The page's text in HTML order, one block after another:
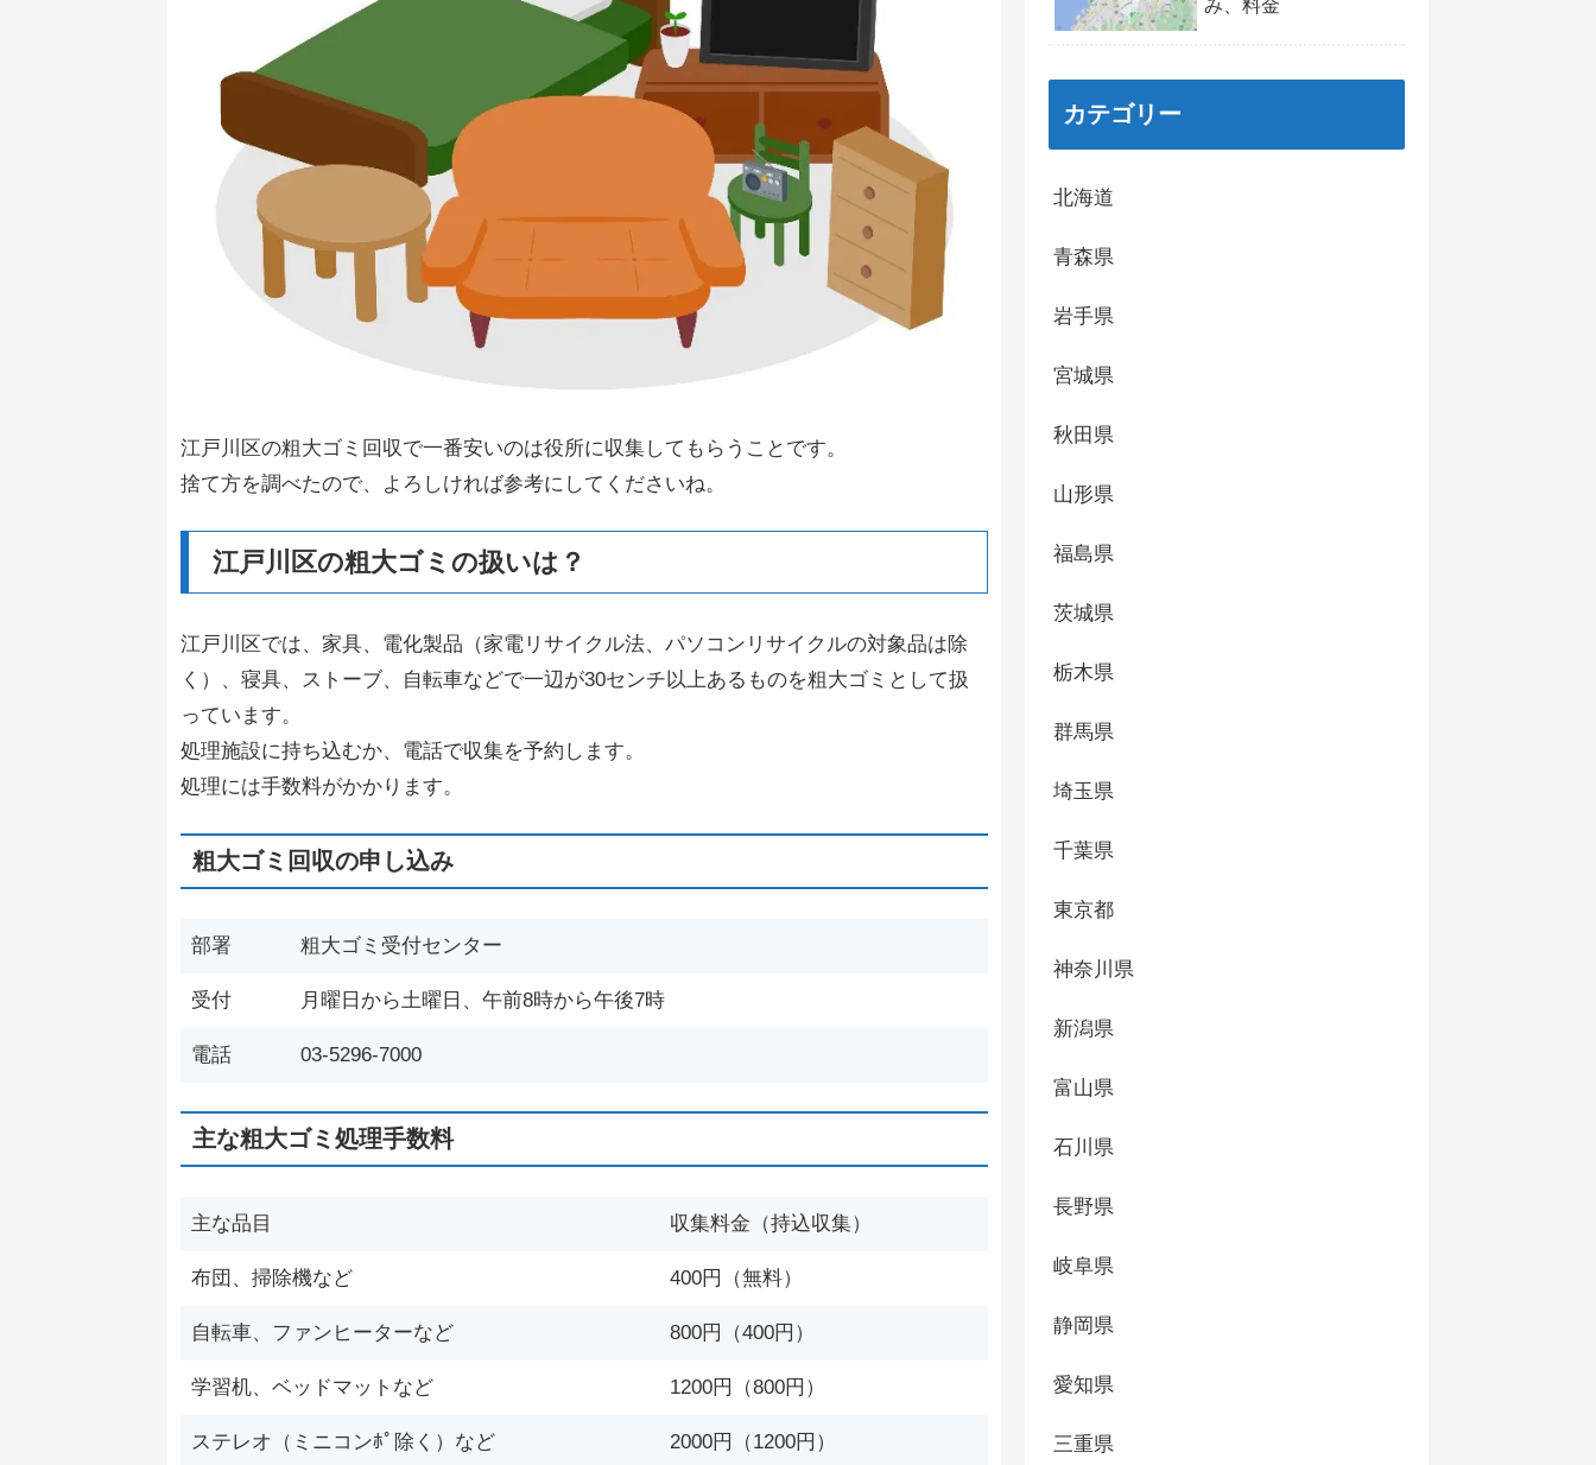
江戸川区の粗大ゴミ回収で一番安いのは役所に収集してもらうことです。
捨て方を調べたので、よろしければ参考にしてくださいね。
江戸川区の粗大ゴミの扱いは？
江戸川区では、家具、電化製品（家電リサイクル法、パソコンリサイクルの対象品は除
く）、寝具、ストーブ、自転車などで一辺が30センチ以上あるものを粗大ゴミとして扱
っています。
処理施設に持ち込むか、電話で収集を予約します。
処理には手数料がかかります。
粗大ゴミ回収の申し込み
部署 粗大ゴミ受付センター
受付 月曜日から土曜日、午前8時から午後7時
電話 03-5296-7000
主な粗大ゴミ処理手数料
主な品目 収集料金（持込収集）
布団、掃除機など 400円（無料）
自転車、ファンヒーターなど 800円（400円）
学習机、ベッドマットなど 1200円（800円）
ステレオ（ミニコンﾎﾟ除く）など 2000円（1200円）
み、料金
カテゴリー
北海道
青森県
岩手県
宮城県
秋田県
山形県
福島県
茨城県
栃木県
群馬県
埼玉県
千葉県
東京都
神奈川県
新潟県
富山県
石川県
長野県
岐阜県
静岡県
愛知県
三重県